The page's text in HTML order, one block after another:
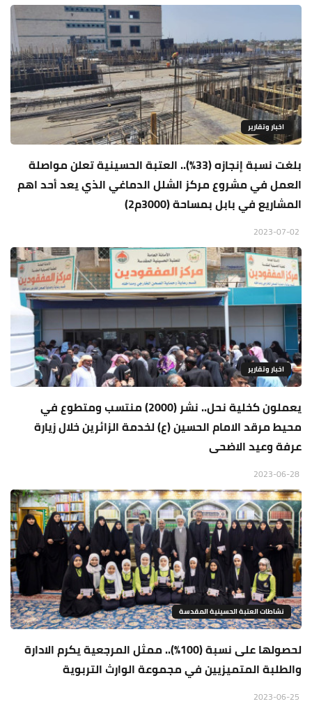
اخبار وتقارير
بلغت نسبة إنجازه (33%).. العتبة الحسينية تعلن مواصلة
العمل في مشروع مركز الشلل الدماغي الذي يعد أحد اهم
المشاريع في بابل بمساحة (3000م2)
اخبار وتقارير
يعملون كخلية نحل.. نشر (2000) منتسب ومتطوع في
محيط مرقد الامام الحسين (ع) لخدمة الزائرين خلال زيارة
عرفة وعيد الاضحى
نشاطات العتبة الحسينية المقدسة
لحصولها على نسبة (100%).. ممثل المرجعية يكرم الادارة
والطلبة المتميزيين في مجموعة الوارث التربوية